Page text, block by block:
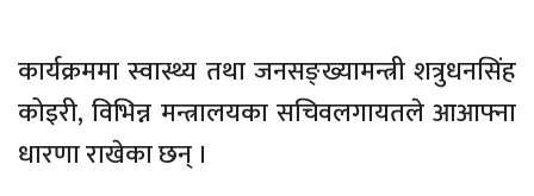
कार्यक्रममा स्वास्थ्य तथा जनसङ्ख्यामन्त्री शत्रुधनसिंह
कोइरी, विभिन्न मन्त्रालयका सचिवलगायतले आआफ्ना
धारणा राखेका छन् ।